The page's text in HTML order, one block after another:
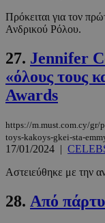
Πρόκειται για τον
Ανδρικού Ρόλου.
27. Jennifer
«όλους τους
Awards
https://m.must.com.cy/gr/
toys-kakoys-gkei-sta-
17/01/2024 |
Αστειεύθηκε με την
28. Από